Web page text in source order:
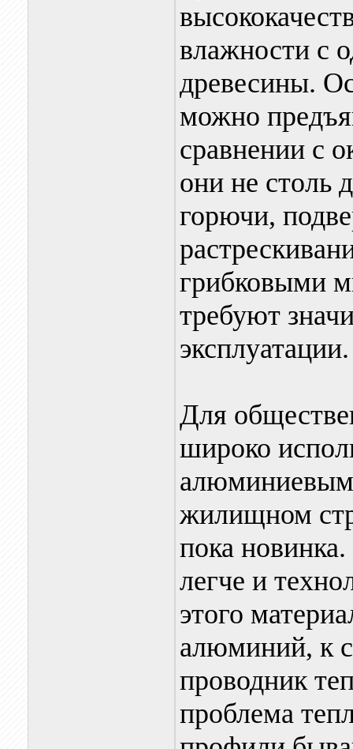
влажности с
древесины.
можно
сравнении с
они не столь
горючи,
грибковыми
требуют
эксплуатации.
Для
широко
жилищном
пока
легче и
этого
алюминий, к
проводник
проблема